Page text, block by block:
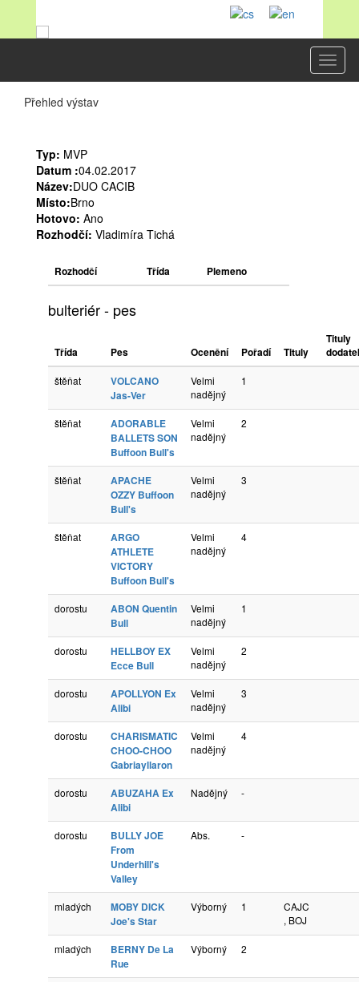
Přehled výstav
Typ: MVP
Datum :04.02.2017
Název:DUO CACIB
Místo:Brno
Hotovo: Ano
Rozhodčí: Vladimíra Tichá
Rozhodčí Třída Plemeno
bulteriér - pes
Třída Pes Ocenění Pořadí Tituly
Tituly
štěňat
VOLCANO
Jas-Ver
Velmi
nadějný
1
štěňat
ADORABLE
BALLETS SON
Buffoon Bull's
Velmi
nadějný
2
štěňat
APACHE
OZZY Buffoon
Bull's
Velmi
nadějný
3
štěňat
ARGO
ATHLETE
VICTORY
Buffoon Bull's
Velmi
nadějný
4
dorostu
ABON Quentin
Bull
Velmi
nadějný
1
dorostu
HELLBOY EX
Ecce Bull
Velmi
nadějný
2
dorostu
APOLLYON Ex
Alibi
Velmi
nadějný
3
dorostu
CHARISMATIC
CHOO-CHOO
Gabriayllaron
Velmi
nadějný
4
dorostu
ABUZAHA Ex
Alibi
Nadějný -
dorostu
BULLY JOE
From
Underhill's
Valley
Abs. -
mladých
MOBY DICK
Joe's Star
Výborný 1
CAJC
, BOJ
mladých
BERNY De La
Rue
Výborný 2